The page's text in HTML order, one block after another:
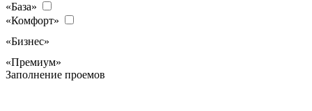
«База»
«Комфорт»
«Бизнес»
«Премиум»
Заполнение проемов